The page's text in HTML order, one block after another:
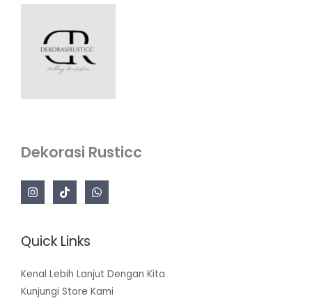
Dekorasi Rusticc
Quick Links
Kenal Lebih Lanjut Dengan Kita
Kunjungi Store Kami